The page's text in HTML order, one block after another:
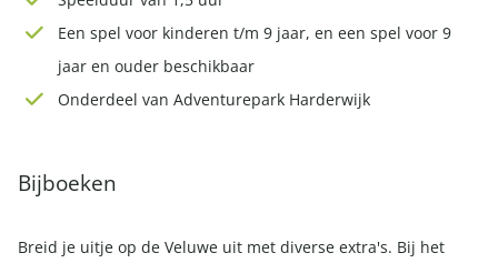
Een spel voor kinderen t/m 9 jaar, en een spel voor 9
jaar en ouder beschikbaar
Onderdeel van Adventurepark Harderwijk
Bijboeken
Breid je uitje op de Veluwe uit met diverse extra's. Bij het